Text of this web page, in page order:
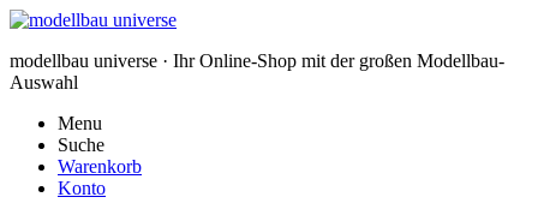
modellbau universe · Ihr Online-Shop mit der großen Modellbau-
Auswahl
Menu
Suche
Warenkorb
Konto